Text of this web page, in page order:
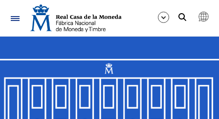
Navegación
Mostrar/Ocultar